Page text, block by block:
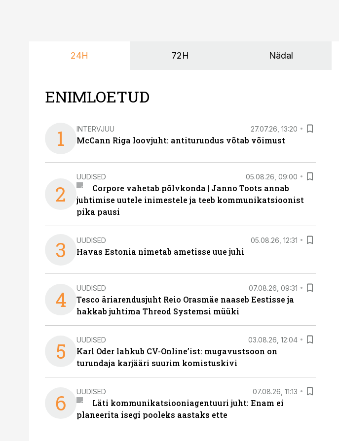
24H 72H Nädal
ENIMLOETUD
1 INTERVJUU 27.07.26, 13:20
McCann Riga loovjuht: antiturundus võtab võimust
2
UUDISED 05.08.26, 09:00
Corpore vahetab põlvkonda | Janno Toots annab
juhtimise uutele inimestele ja teeb kommunikatsioonist
pika pausi
3 UUDISED 05.08.26, 12:31
Havas Estonia nimetab ametisse uue juhi
4 UUDISED 07.08.26, 09:31
Tesco äriarendusjuht Reio Orasmäe naaseb Eestisse ja
hakkab juhtima Threod Systemsi müüki
5 UUDISED 03.08.26, 12:04
Karl Oder lahkub CV-Online’ist: mugavustsoon on
turundaja karjääri suurim komistuskivi
6 UUDISED 07.08.26, 11:13
Läti kommunikatsiooniagentuuri juht: Enam ei
planeerita isegi pooleks aastaks ette